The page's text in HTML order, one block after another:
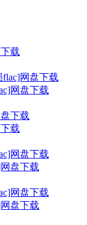
载
网盘下载
载
盘下载
盘下载